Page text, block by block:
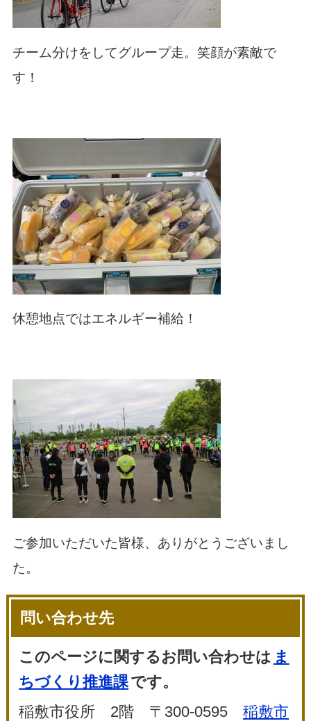
チーム分けをしてグループ走。笑顔が素敵で
す！
休憩地点ではエネルギー補給！
ご参加いただいた皆様、ありがとうございまし
た。
問い合わせ先
このページに関するお問い合わせは ま
ちづくり推進課です。
稲敷市役所 2階 〒300-0595稲敷市